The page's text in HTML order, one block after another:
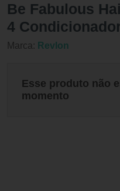
Be Fabulous
4
Marca: Revlon
Esse produto não
momento